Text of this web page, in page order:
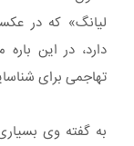
لیانگ» که در
دارد، در این
تهاجمی برای
به گفته وی